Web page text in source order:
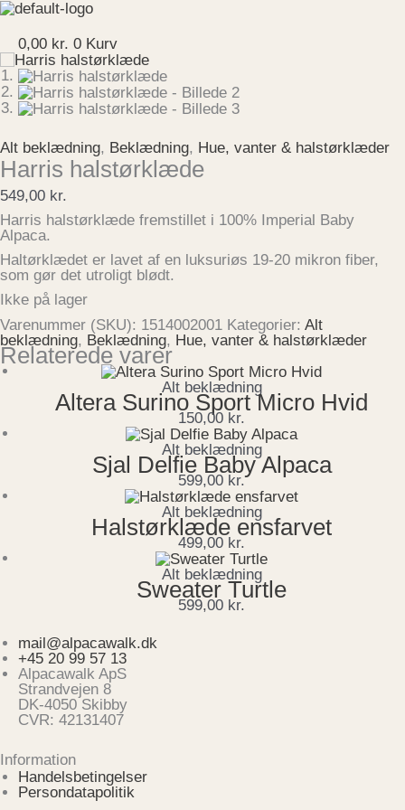
Gå
indholdet
0,00 kr. 0 Kurv
Alt beklædning, Beklædning, Hue, vanter & halstørklæder
Harris halstørklæde
549,00 kr.
Harris halstørklæde fremstillet i 100% Imperial Baby
Alpaca.
Haltørklædet er lavet af en luksuriøs 19-20 mikron fiber,
som gør det utroligt blødt.
Ikke på lager
Varenummer (SKU): 1514002001 Kategorier: Alt
beklædning, Beklædning, Hue, vanter & halstørklæder
Relaterede varer
Alt beklædning
Altera Surino Sport Micro Hvid
150,00 kr.
Alt beklædning
Sjal Delfie Baby Alpaca
599,00 kr.
Alt beklædning
Halstørklæde ensfarvet
499,00 kr.
Alt beklædning
Sweater Turtle
599,00 kr.
mail@alpacawalk.dk
+45 20 99 57 13
Alpacawalk ApS
Strandvejen 8
DK-4050 Skibby
CVR: 42131407
Information
Handelsbetingelser
Persondatapolitik